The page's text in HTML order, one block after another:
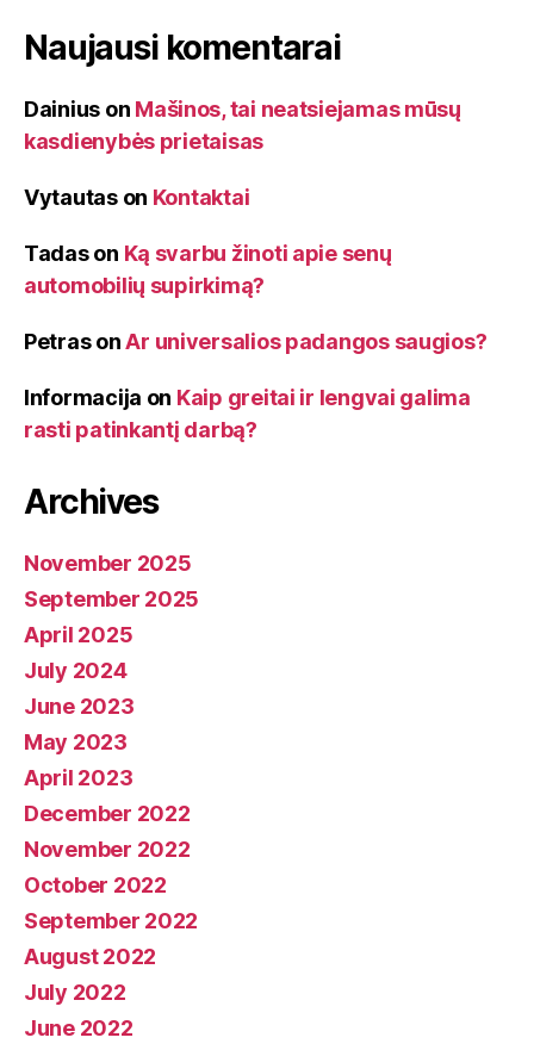
Naujausi komentarai
Dainius on Mašinos, tai neatsiejamas mūsų
kasdienybės prietaisas
Vytautason Kontaktai
Tadason Ką svarbu žinoti apie senų
automobilių supirkimą?
PetrasonAr universalios padangos saugios?
Informacija on Kaip greitai ir lengvai galima
rasti patinkantį darbą?
Archives
November 2025
September 2025
April 2025
July 2024
June 2023
May 2023
April 2023
December 2022
November 2022
October 2022
September 2022
August 2022
July 2022
June 2022